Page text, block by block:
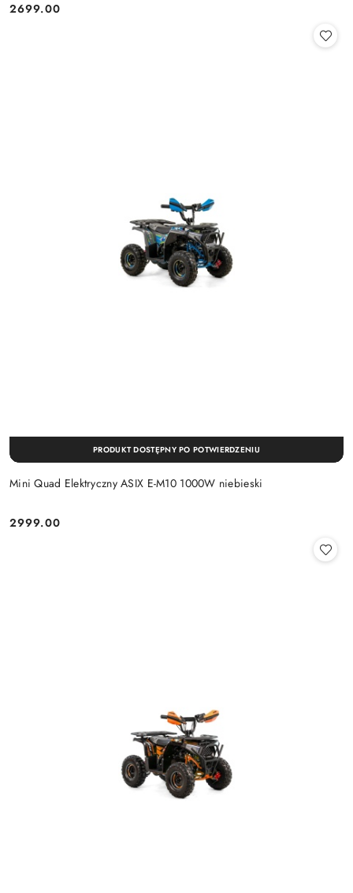
Cena:
2699.00
Mini Quad Elektryczny ASIX E-M10 1000W niebieski
Cena:
2999.00
PRODUKT DOSTĘPNY PO POTWIERDZENIU